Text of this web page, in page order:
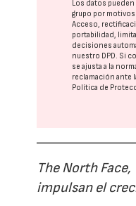
Los datos
grupo por
Acceso,
portabilidad,
decisiones
nuestro DPD. Si
se ajusta a la
reclamación ante
Política de
The North
impulsan el